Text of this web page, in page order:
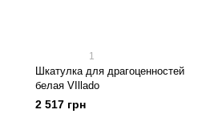
1
Шкатулка для драгоценностей
белая VIllado
2 517 грн